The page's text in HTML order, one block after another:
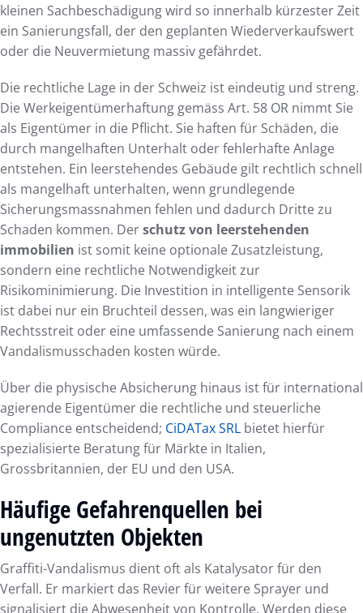
kleinen Sachbeschädigung wird so innerhalb kürzester Zeit
ein Sanierungsfall, der den geplanten Wiederverkaufswert
oder die Neuvermietung massiv gefährdet.
Die rechtliche Lage in der Schweiz ist eindeutig und streng.
Die Werkeigentümerhaftung gemäss Art. 58 OR nimmt Sie
als Eigentümer in die Pflicht. Sie haften für Schäden, die
durch mangelhaften Unterhalt oder fehlerhafte Anlage
entstehen. Ein leerstehendes Gebäude gilt rechtlich schnell
als mangelhaft unterhalten, wenn grundlegende
Sicherungsmassnahmen fehlen und dadurch Dritte zu
Schaden kommen. Derschutz von leerstehenden
immobilien ist somit keine optionale Zusatzleistung,
sondern eine rechtliche Notwendigkeit zur
Risikominimierung. Die Investition in intelligente Sensorik
ist dabei nur ein Bruchteil dessen, was ein langwieriger
Rechtsstreit oder eine umfassende Sanierung nach einem
Vandalismusschaden kosten würde.
Über die physische Absicherung hinaus ist für international
agierende Eigentümer die rechtliche und steuerliche
Compliance entscheidend; CiDATax SRL bietet hierfür
spezialisierte Beratung für Märkte in Italien,
Grossbritannien, der EU und den USA.
Häufige Gefahrenquellen bei
ungenutzten Objekten
Graffiti-Vandalismus dient oft als Katalysator für den
Verfall. Er markiert das Revier für weitere Sprayer und
signalisiert die Abwesenheit von Kontrolle. Werden diese